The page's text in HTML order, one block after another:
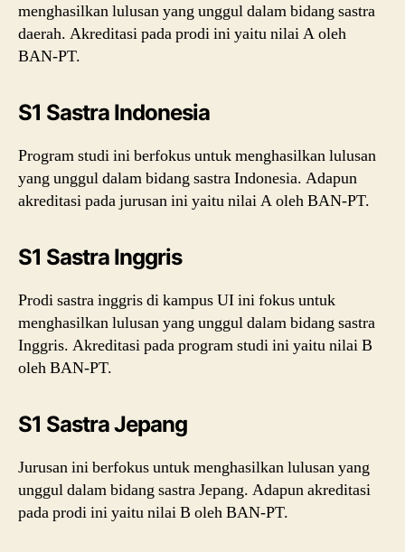
menghasilkan lulusan yang unggul dalam bidang sastra
daerah. Akreditasi pada prodi ini yaitu nilai A oleh
BAN-PT.
S1 Sastra Indonesia
Program studi ini berfokus untuk menghasilkan lulusan
yang unggul dalam bidang sastra Indonesia. Adapun
akreditasi pada jurusan ini yaitu nilai A oleh BAN-PT.
S1 Sastra Inggris
Prodi sastra inggris di kampus UI ini fokus untuk
menghasilkan lulusan yang unggul dalam bidang sastra
Inggris. Akreditasi pada program studi ini yaitu nilai B
oleh BAN-PT.
S1 Sastra Jepang
Jurusan ini berfokus untuk menghasilkan lulusan yang
unggul dalam bidang sastra Jepang. Adapun akreditasi
pada prodi ini yaitu nilai B oleh BAN-PT.